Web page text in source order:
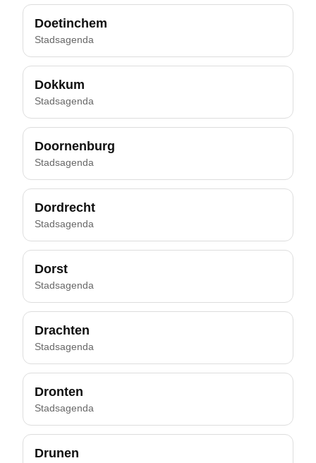
Doetinchem
Stadsagenda
Dokkum
Stadsagenda
Doornenburg
Stadsagenda
Dordrecht
Stadsagenda
Dorst
Stadsagenda
Drachten
Stadsagenda
Dronten
Stadsagenda
Drunen